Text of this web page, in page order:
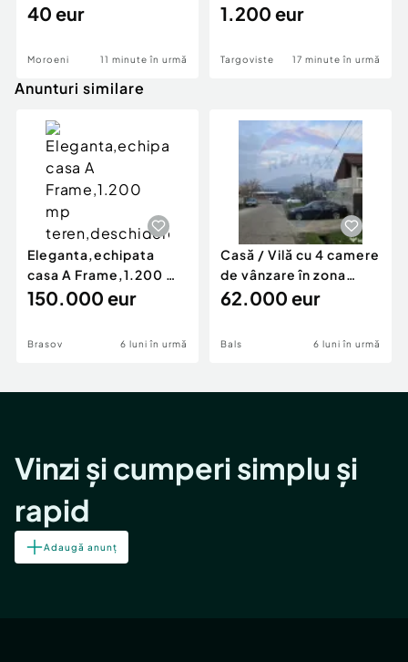
intravilan, parcel
40 eur
Moroeni 11 minute în urmă
1.200 eur
Targoviste 17 minute în urmă
Anunturi similare
Eleganta,echipata
casa A Frame,1.200 mp
teren,deschidere Pia
150.000 eur
Brasov 6 luni în urmă
Casă / Vilă cu 4 camere
de vânzare în zona
Periferie
62.000 eur
Bals 6 luni în urmă
Vinzi și cumperi simplu și
rapid
Adaugă anunț